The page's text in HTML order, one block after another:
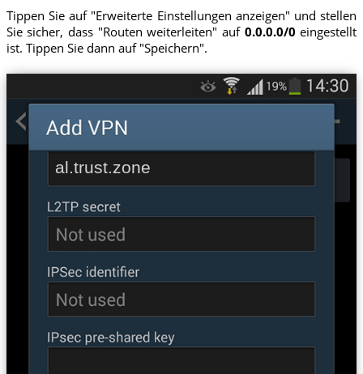
Tippen Sie auf "Erweiterte Einstellungen anzeigen" und stellen
Sie sicher, dass "Routen weiterleiten" auf 0.0.0.0/0 eingestellt
ist. Tippen Sie dann auf "Speichern".
al.trust.zone